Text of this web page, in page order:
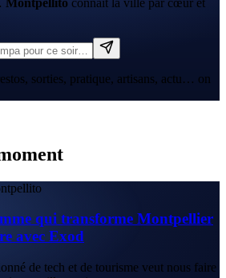
sorties, pratique, artisans, actu… on
qui transforme Montpellier
avec Exod
de tech et de tourisme veut nous faire